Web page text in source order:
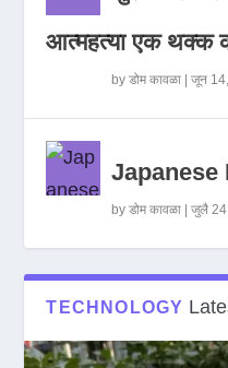
आत्महत्या एक थक्क
byडोम कावळा |जून
Japanese
byडोम कावळा |जुलै
TECHNOLOGY